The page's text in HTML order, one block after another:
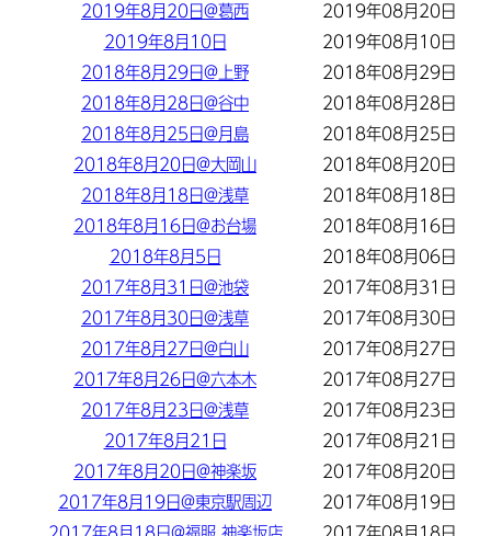
2019年8月20日@葛西
2019年08月20日
2019年8月10日
2019年08月10日
2018年8月29日@上野
2018年08月29日
2018年8月28日@谷中
2018年08月28日
2018年8月25日@月島
2018年08月25日
2018年8月20日@大岡山
2018年08月20日
2018年8月18日@浅草
2018年08月18日
2018年8月16日@お台場
2018年08月16日
2018年8月5日
2018年08月06日
2017年8月31日@池袋
2017年08月31日
2017年8月30日@浅草
2017年08月30日
2017年8月27日@白山
2017年08月27日
2017年8月26日@六本木
2017年08月27日
2017年8月23日@浅草
2017年08月23日
2017年8月21日
2017年08月21日
2017年8月20日@神楽坂
2017年08月20日
2017年8月19日@東京駅周辺
2017年08月19日